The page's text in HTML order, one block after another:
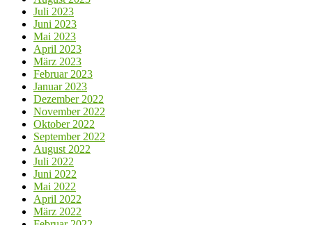
Juli 2023
Juni 2023
Mai 2023
April 2023
März 2023
Februar 2023
Januar 2023
Dezember 2022
November 2022
Oktober 2022
September 2022
August 2022
Juli 2022
Juni 2022
Mai 2022
April 2022
März 2022